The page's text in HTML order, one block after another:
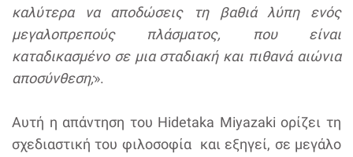
καλύτερα να αποδώσεις τη βαθιά λύπη ενός
μεγαλοπρεπούς πλάσματος, που είναι
καταδικασμένο σε μια σταδιακή και πιθανά αιώνια
αποσύνθεση;».
Αυτή η απάντηση του Hidetaka Miyazaki ορίζει τη
σχεδιαστική του φιλοσοφία και εξηγεί, σε μεγάλο